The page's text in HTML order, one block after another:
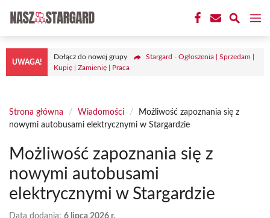
treści
UWAGA!
Dołącz do nowej grupy
Stargard - Ogłoszenia | Sprzedam |
Kupię | Zamienię | Praca
Strona główna / Wiadomości /
Możliwość zapoznania się z
nowymi autobusami elektrycznymi w Stargardzie
Możliwość zapoznania się z
nowymi autobusami
elektrycznymi w Stargardzie
Data dodania: 6 lipca 2026 r.